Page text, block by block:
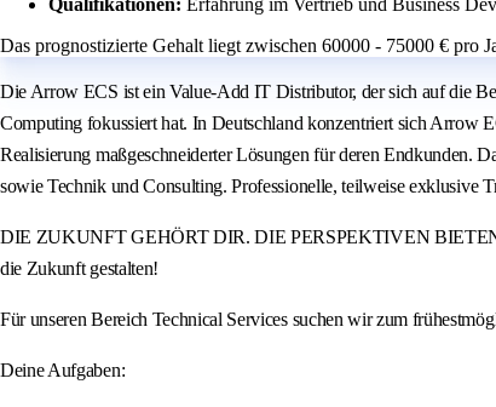
Qualifikationen: Erfahrung im Vertrieb und Business
Das prognostizierte Gehalt liegt zwischen 60000 - 75000 € pro
Die Arrow ECS ist ein Value-Add IT Distributor, der sich auf die
Computing fokussiert hat. In Deutschland konzentriert sich Arrow
Realisierung maßgeschneiderter Lösungen für deren Endkunden.
sowie Technik und Consulting. Professionelle, teilweise exklusive
DIE ZUKUNFT GEHÖRT DIR. DIE PERSPEKTIVEN BIETEN
die Zukunft gestalten!
Für unseren Bereich Technical Services suchen wir zum
Deine Aufgaben: